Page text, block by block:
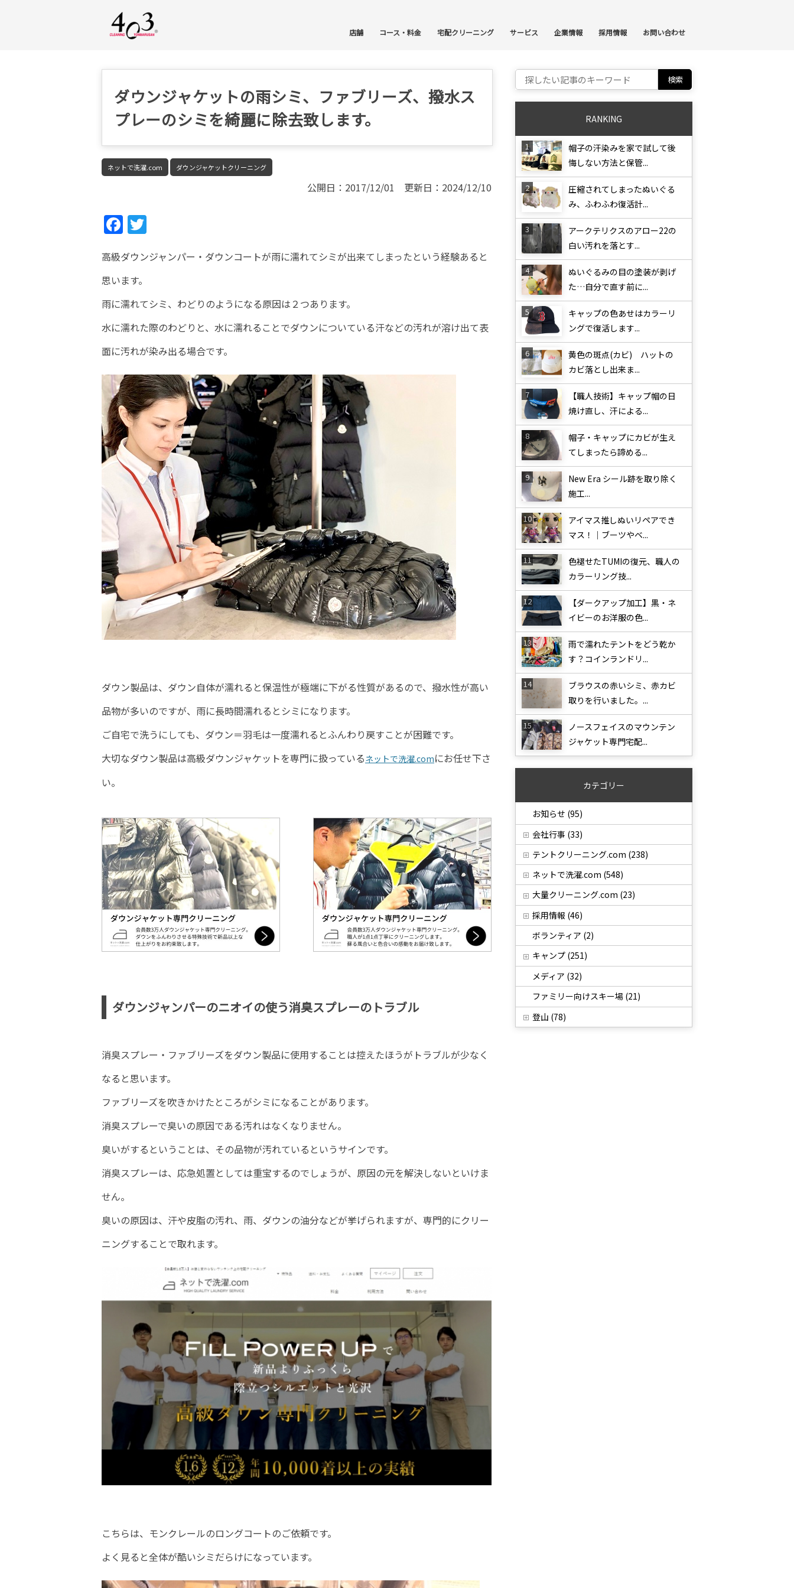
店舗 コース・料金 宅配クリーニング サービス 企業情報 採用情報 お問い合わせ
ダウンジャケットの雨シミ、ファブリーズ、撥水ス
プレーのシミを綺麗に除去致します。
ネットで洗濯.com ダウンジャケットクリーニング
公開日：2017/12/01 更新日：2024/12/10
Fac
ok
高級ダウンジャンパー・ダウンコートが雨に濡れてシミが出来てしまったという経験あると
思います。
雨に濡れてシミ、わどりのようになる原因は２つあります。
水に濡れた際のわどりと、水に濡れることでダウンについている汗などの汚れが溶け出て表
面に汚れが染み出る場合です。
ダウン製品は、ダウン自体が濡れると保温性が極端に下がる性質があるので、撥水性が高い
品物が多いのですが、雨に長時間濡れるとシミになります。
ご自宅で洗うにしても、ダウン＝羽毛は一度濡れるとふんわり戻すことが困難です。
大切なダウン製品は高級ダウンジャケットを専門に扱っているネットで洗濯.comにお任せ下さ
い。
ダウンジャンパーのニオイの使う消臭スプレーのトラブル
消臭スプレー・ファブリーズをダウン製品に使用することは控えたほうがトラブルが少なく
なると思います。
ファブリーズを吹きかけたところがシミになることがあります。
消臭スプレーで臭いの原因である汚れはなくなりません。
臭いがするということは、その品物が汚れているというサインです。
消臭スプレーは、応急処置としては重宝するのでしょうが、原因の元を解決しないといけま
せん。
臭いの原因は、汗や皮脂の汚れ、雨、ダウンの油分などが挙げられますが、専門的にクリー
ニングすることで取れます。
こちらは、モンクレールのロングコートのご依頼です。
よく見ると全体が酷いシミだらけになっています。
Search for:
RANKING
帽子の汗染みを家で試して後
悔しない方法と保管...
圧縮されてしまったぬいぐる
み、ふわふわ復活計...
アークテリクスのアロー22の
白い汚れを落とす...
ぬいぐるみの目の塗装が剥げ
た…自分で直す前に...
キャップの色あせはカラーリ
ングで復活します...
黄色の斑点(カビ) ハットの
カビ落とし出来ま...
【職人技術】キャップ帽の日
焼け直し、汗による...
帽子・キャップにカビが生え
てしまったら諦める...
New Era シール跡を取り除く
施工...
アイマス推しぬいリペアでき
マス！｜ブーツやベ...
色褪せたTUMIの復元、職人の
カラーリング技...
【ダークアップ加工】黒・ネ
イビーのお洋服の色...
雨で濡れたテントをどう乾か
す？コインランドリ...
ブラウスの赤いシミ、赤カビ
取りを行いました。...
ノースフェイスのマウンテン
ジャケット専門宅配...
カテゴリー
お知らせ (95)
会社行事 (33)
テントクリーニング.com (238)
ネットで洗濯.com (548)
大量クリーニング.com (23)
採用情報 (46)
ボランティア (2)
キャンプ (251)
メディア (32)
ファミリー向けスキー場 (21)
登山 (78)